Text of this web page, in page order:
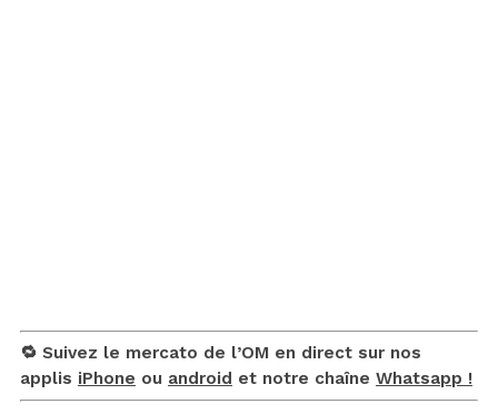
🔁 Suivez le mercato de l’OM en direct sur nos
applis iPhone ou android et notre chaîne Whatsapp !